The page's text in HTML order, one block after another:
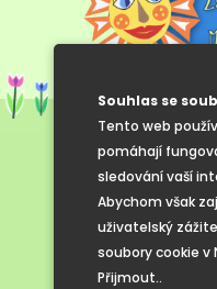
Souhlas se
Tento web
pomáhají
sledování vaší
Abychom však
uživatelský
soubory cookie v
Přijmout..